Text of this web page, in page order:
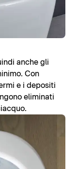
anche gli
Con
e i depositi
eliminati